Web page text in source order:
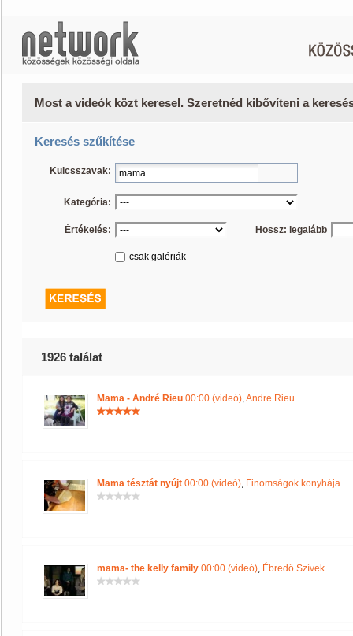
Most a videók közt keresel. Szeretnéd kibővíteni a
Keresés szűkítése
Kulcsszavak:
Kategória:
Értékelés: Hossz: legalább
csak galériák
1926 találat
Mama - André Rieu 00:00 (videó),Andre Rieu
Mama tésztát nyújt 00:00 (videó), Finomságok konyhája
mama- the kelly family 00:00 (videó), Ébredő Szívek